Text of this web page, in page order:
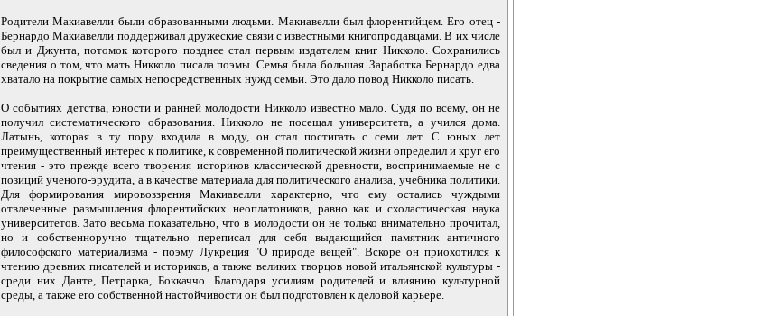
Родители Макиавелли были образованными людьми. Макиавелли был флорентийцем. Его отец -
Бернардо Макиавелли поддерживал дружеские связи с известными книгопродавцами. В их числе
был и Джунта, потомок которого позднее стал первым издателем книг Никколо. Сохранились
сведения о том, что мать Никколо писала поэмы. Семья была большая. Заработка Бернардо едва
хватало на покрытие самых непосредственных нужд семьи. Это дало повод Никколо писать.
О событиях детства, юности и ранней молодости Никколо известно мало. Судя по всему, он не
получил систематического образования. Никколо не посещал университета, а учился дома.
Латынь, которая в ту пору входила в моду, он стал постигать с семи лет. С юных лет
преимущественный интерес к политике, к современной политической жизни определил и круг его
чтения - это прежде всего творения историков классической древности, воспринимаемые не с
позиций ученого-эрудита, а в качестве материала для политического анализа, учебника политики.
Для формирования мировоззрения Макиавелли характерно, что ему остались чуждыми
отвлеченные размышления флорентийских неоплатоников, равно как и схоластическая наука
университетов. Зато весьма показательно, что в молодости он не только внимательно прочитал,
но и собственноручно тщательно переписал для себя выдающийся памятник античного
философского материализма - поэму Лукреция "О природе вещей". Вскоре он приохотился к
чтению древних писателей и историков, а также великих творцов новой итальянской культуры -
среди них Данте, Петрарка, Боккаччо. Благодаря усилиям родителей и влиянию культурной
среды, а также его собственной настойчивости он был подготовлен к деловой карьере.